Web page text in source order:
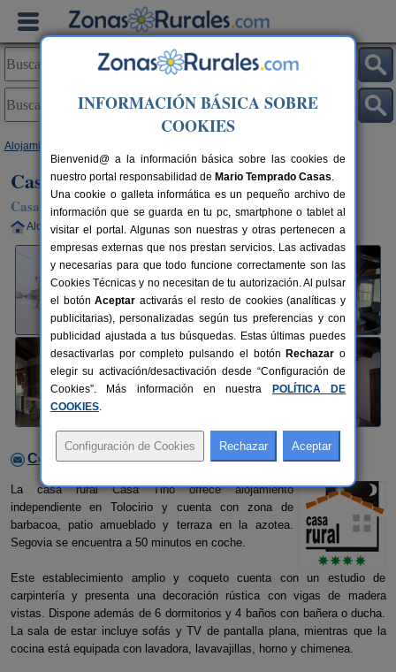
Alojamientos
Casa Tino
Casa Rural en Tolocirio (Segovia)
Alquiler completo 12+3 plazas 60 km de Segovia
Contactar con el alojamiento
La casa rural Casa Tino ofrece alojamiento
independiente en Tolocirio y cuenta con zona de
barbacoa, patio amueblado y terraza en la azotea.
Segovia se encuentra a 50 minutos en coche.
Este establecimiento amplio y coqueto cuenta con un estudio de
carpintería y presenta una decoración rústica con vigas de madera
vistas. Dispone además de 6 dormitorios y 4 baños con bañera o ducha.
La sala de estar incluye sofás y TV de pantalla plana, mientras que la
cocina está equipada con lavadora, lavavajillas, horno y chimenea.
INFORMACIÓN BÁSICA SOBRE
COOKIES
Bienvenid@ a la información básica sobre las cookies de
nuestro portal responsabilidad de Mario Temprado Casas.
Una cookie o galleta informática es un pequeño archivo de
información que se guarda en tu pc, smartphone o tablet al
visitar el portal. Algunas son nuestras y otras pertenecen a
empresas externas que nos prestan servicios. Las activadas
y necesarias para que todo funcione correctamente son las
Cookies Técnicas y no necesitan de tu autorización. Al pulsar
el botónAceptar activarás el resto de cookies (analíticas y
publicitarias), personalizadas según tus preferencias y con
publicidad ajustada a tus búsquedas. Estas últimas puedes
desactivarlas por completo pulsando el botón Rechazar o
elegir su activación/desactivación desde “Configuración de
Cookies”. Más información en nuestra
POLÍTICA DE
COOKIES.